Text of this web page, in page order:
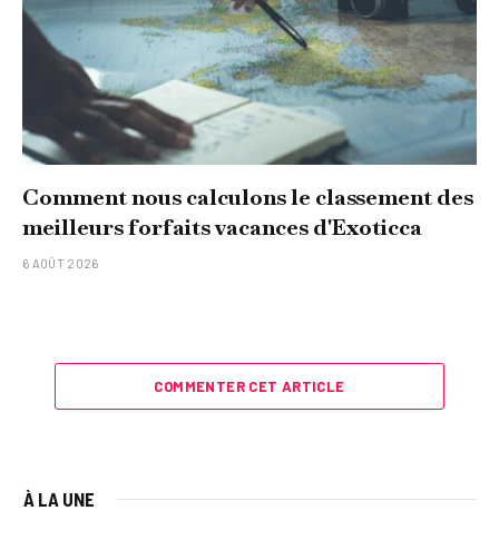
Comment nous calculons le classement des
meilleurs forfaits vacances d'Exoticca
6 AOÛT 2026
COMMENTER CET ARTICLE
À LA UNE